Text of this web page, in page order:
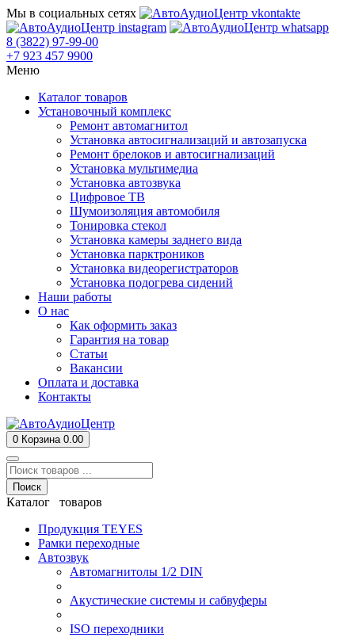
Мы в социальных сетях
8 (3822) 97-99-00
+7 923 457 9900
Меню
Каталог товаров
Установочный комплекс
Ремонт автомагнитол
Установка автосигнализаций и автозапуска
Ремонт брелоков и автосигнализаций
Установка мультимедиа
Установка автозвука
Цифровое ТВ
Шумоизоляция автомобиля
Тонировка стекол
Установка камеры заднего вида
Установка парктроников
Установка видеорегистраторов
Установка подогрева сидений
Наши работы
О нас
Как оформить заказ
Гарантия на товар
Статьи
Вакансии
Оплата и доставка
Контакты
0 Корзина 0.00
Поиск
Каталог товаров
Продукция TEYES
Рамки переходные
Автозвук
Автомагнитолы 1/2 DIN
Акустические системы и сабвуферы
ISO переходники